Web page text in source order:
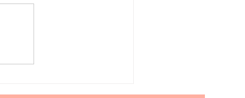
Güçlüğü Test Et